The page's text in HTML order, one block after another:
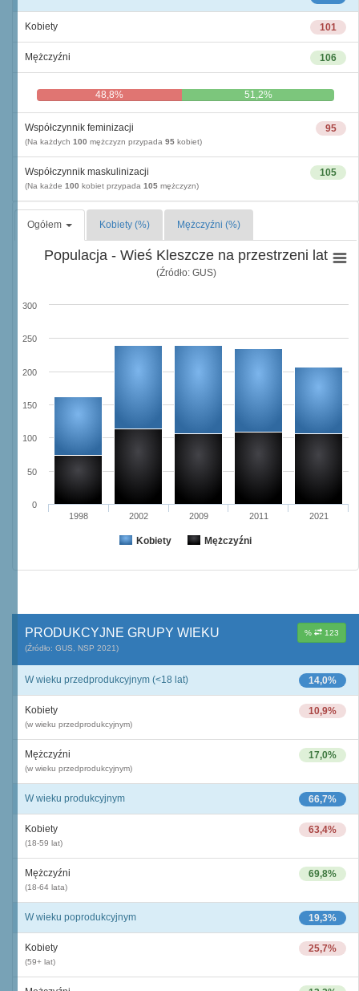
101
Kobiety
106
Mężczyźni
48,8% 51,2%
95
Współczynnik feminizacji
(Na każdych 100 mężczyzn przypada 95 kobiet)
105
Współczynnik maskulinizacji
(Na każde 100 kobiet przypada 105 mężczyzn)
Ogółem Kobiety (%) Mężczyźni (%)
Populacja - Wieś Kleszcze na przestrzeni lat
(Źródło: GUS)
Kobiety Mężczyźni
1998 2002 2009 2011 2021
0
50
100
150
200
250
300
% 123
PRODUKCYJNE GRUPY WIEKU
(Źródło: GUS, NSP 2021)
14,0%
W wieku przedprodukcyjnym (<18 lat)
10,9%
Kobiety
(w wieku przedprodukcyjnym)
17,0%
Mężczyźni
(w wieku przedprodukcyjnym)
66,7%
W wieku produkcyjnym
63,4%
Kobiety
(18-59 lat)
69,8%
Mężczyźni
(18-64 lata)
19,3%
W wieku poprodukcyjnym
25,7%
Kobiety
(59+ lat)